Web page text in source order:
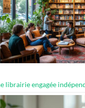
librairie engagée